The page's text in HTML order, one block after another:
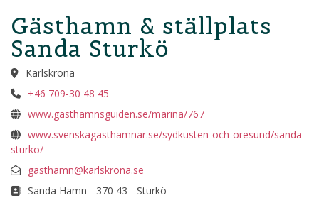
Gästhamn & ställplats
Sanda Sturkö
Karlskrona
+46 709-30 48 45
www.gasthamnsguiden.se/marina/767
www.svenskagasthamnar.se/sydkusten-och-oresund/sanda-
sturko/
gasthamn@karlskrona.se
Sanda Hamn - 370 43 - Sturkö